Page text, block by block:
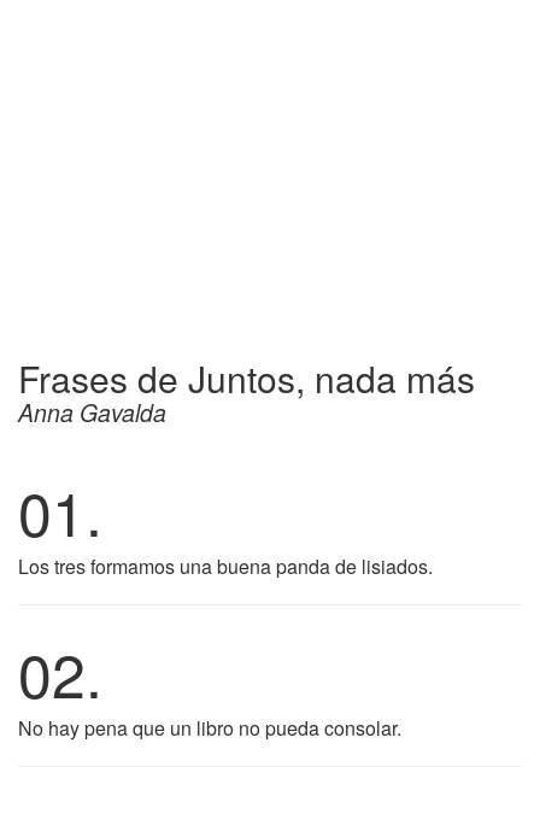
Frases de Juntos, nada más
Anna Gavalda
01.
Los tres formamos una buena panda de lisiados.
02.
No hay pena que un libro no pueda consolar.